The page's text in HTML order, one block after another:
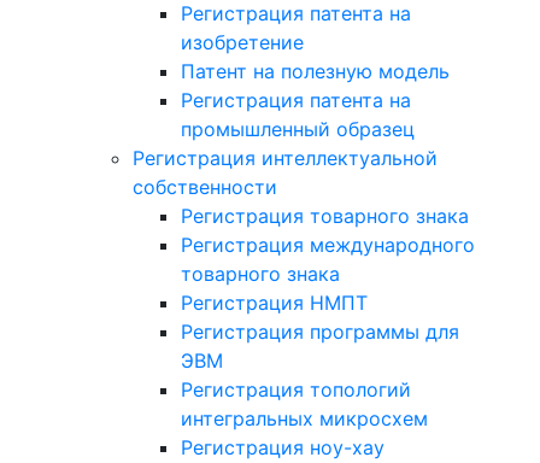
Регистрация патента на
изобретение
Патент на полезную модель
Регистрация патента на
промышленный образец
Регистрация интеллектуальной
собственности
Регистрация товарного знака
Регистрация международного
товарного знака
Регистрация НМПТ
Регистрация программы для
ЭВМ
Регистрация топологий
интегральных микросхем
Регистрация ноу-хау